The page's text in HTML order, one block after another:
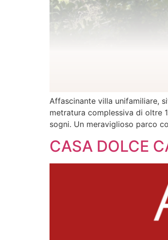
Affascinante villa unifamiliare,
metratura complessiva di oltre
sogni. Un meraviglioso parco
CASA DOLCE